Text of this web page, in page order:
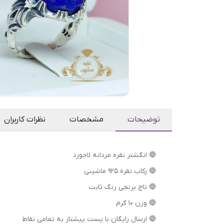
توضیحات مشخصات نظرات کاربران
🔵 انگشتر نقره مردانه لاجورد
🔵 رکاب نقره 925 ماشینی
🔵 تاج برنجی رنگ ثابت
🔵 وزن 10 گرم
🔵 ارسال رایگان با پست پیشتاز به تمامی نقاط